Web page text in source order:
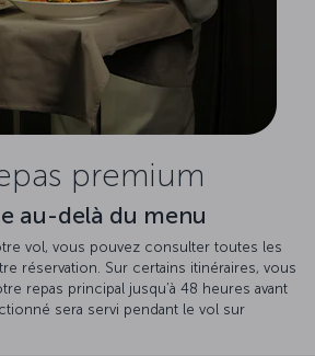
premium
au-delà du menu
vol, vous pouvez consulter toutes les
réservation. Sur certains itinéraires, vous
repas principal jusqu’à 48 heures avant
sera servi pendant le vol sur